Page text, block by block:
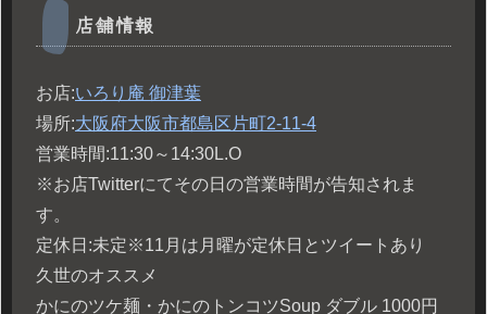
店舗情報
お店:いろり庵 御津葉
場所:大阪府大阪市都島区片町2-11-4
営業時間:11:30～14:30L.O
※お店Twitterにてその日の営業時間が告知されま
す。
定休日:未定※11月は月曜が定休日とツイートあり
久世のオススメ
かにのツケ麺・かにのトンコツSoup ダブル 1000円